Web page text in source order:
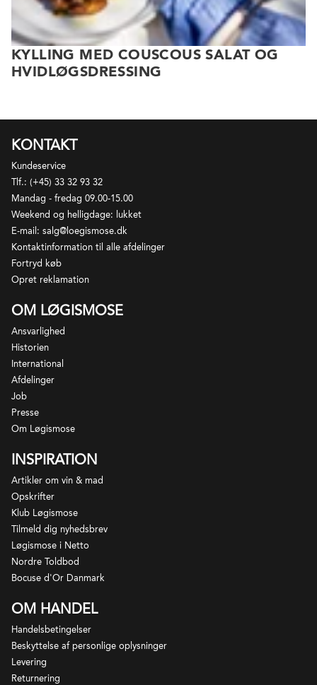
KYLLING MED COUSCOUS SALAT OG
HVIDLØGSDRESSING
KONTAKT
Kundeservice
Tlf.: (+45) 33 32 93 32
Mandag - fredag 09.00-15.00
Weekend og helligdage: lukket
E-mail: salg@loegismose.dk
Kontaktinformation til alle afdelinger
Fortryd køb
Opret reklamation
OM LØGISMOSE
Ansvarlighed
Historien
International
Afdelinger
Job
Presse
Om Løgismose
INSPIRATION
Artikler om vin & mad
Opskrifter
Klub Løgismose
Tilmeld dig nyhedsbrev
Løgismose i Netto
Nordre Toldbod
Bocuse d'Or Danmark
OM HANDEL
Handelsbetingelser
Beskyttelse af personlige oplysninger
Levering
Returnering